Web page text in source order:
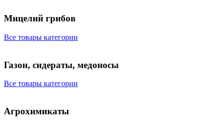
Мицелий грибов
Все товары категории
Газон, сидераты, медоносы
Все товары категории
Агрохимикаты